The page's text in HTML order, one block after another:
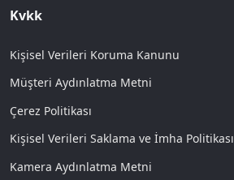
Kvkk
Kişisel Verileri Koruma Kanunu
Müşteri Aydınlatma Metni
Çerez Politikası
Kişisel Verileri Saklama ve İmha Politikası
Kamera Aydınlatma Metni